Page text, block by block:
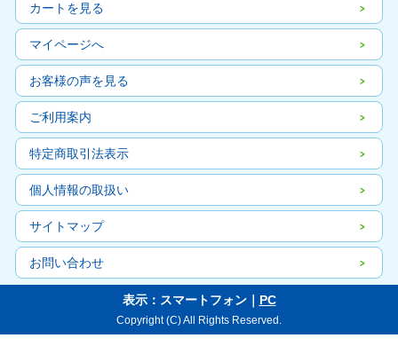
カートを見る
マイページへ
お客様の声を見る
ご利用案内
特定商取引法表示
個人情報の取扱い
サイトマップ
お問い合わせ
表示：スマートフォン｜ PC
Copyright (C) All Rights Reserved.